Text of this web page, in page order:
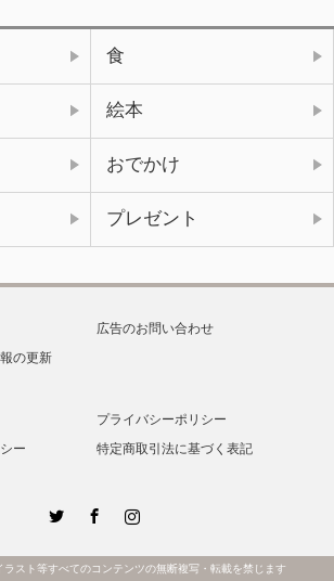
食
絵本
おでかけ
プレゼント
広告のお問い合わせ
の更新
プライバシーポリシー
ー
特定商取引法に基づく表記
ラスト等すべてのコンテンツの無断複写・転載を禁じます